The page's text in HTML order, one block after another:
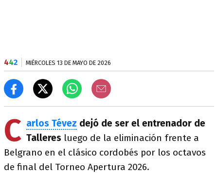
442 MIÉRCOLES 13 DE MAYO DE 2026
C arlos Tévez dejó de ser el entrenador de
Talleres luego de la eliminación frente a
Belgrano en el clásico cordobés por los octavos
de final del Torneo Apertura 2026.